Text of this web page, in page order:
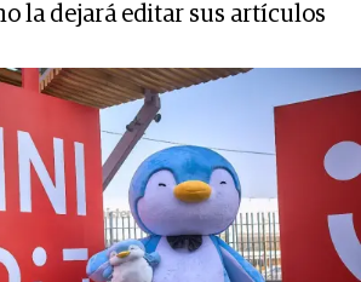
la dejará editar sus artículos